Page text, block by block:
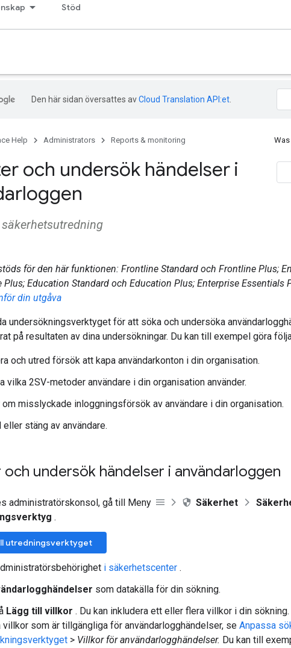
Stöd
Den här sidan översattes avCloud Translation API:et
Help Administrators Reports & monitoring
och undersök händelser i
för den här funktionen: Frontline Standard och Frontline Plus;
Plus; Education Standard och Education Plus; Enterprise Essentials
din utgåva
undersökningsverktyget för att söka och undersöka
på resultaten av dina undersökningar. Du kan till exempel göra
och utred försök att kapa användarkonton i din organisation.
vilka 2SV-metoder användare i din organisation använder.
om misslyckade inloggningsförsök av användare i din organisation.
stäng av användare.
och undersök händelser i användarloggen
administratörskonsol, gå till Meny Säkerhet
.
utredningsverktyget
i säkerhetscenter .
som datakälla för din sökning.
Lägg till villkor . Du kan inkludera ett eller flera villkor i din
villkor som är tillgängliga för användarlogghändelser, se Anpassa
> Villkor för användarlogghändelser. Du kan till